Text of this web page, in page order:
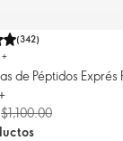
(342)
de Péptidos Exprés
$1,100.00